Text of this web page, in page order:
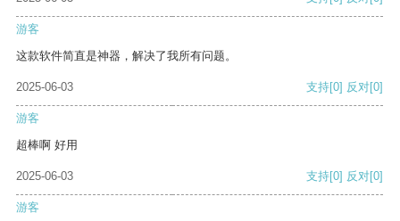
游客
这款软件简直是神器，解决了我所有问题。
2025-06-03 支持[0] 反对[0]
游客
超棒啊 好用
2025-06-03 支持[0] 反对[0]
游客